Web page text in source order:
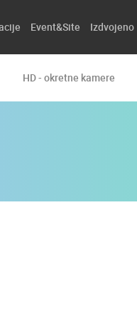
Event&Site Izdvojeno
HD - okretne kamere